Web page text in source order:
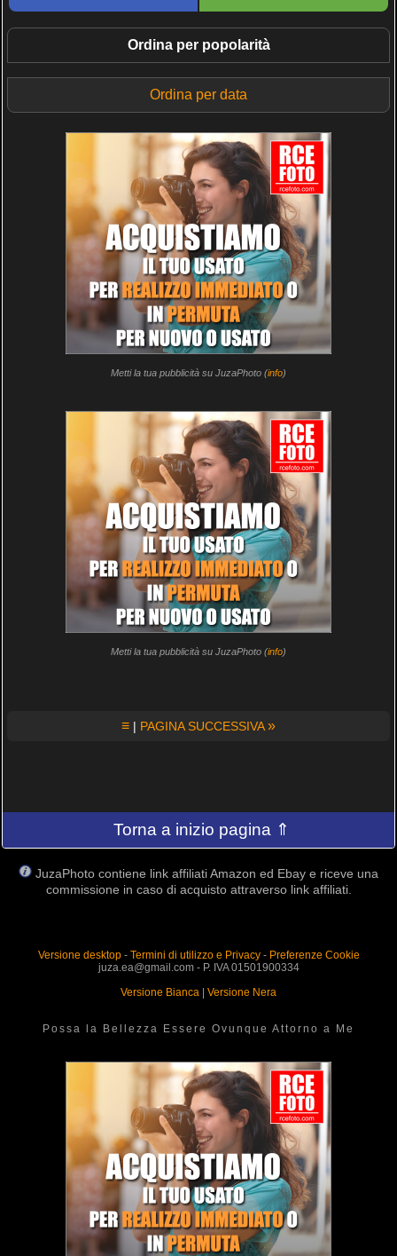
Ordina per popolarità
Ordina per data
Metti la tua pubblicità su JuzaPhoto (info)
Metti la tua pubblicità su JuzaPhoto (info)
≡ | PAGINA SUCCESSIVA»
Torna a inizio pagina ⇑
JuzaPhoto contiene link affiliati Amazon ed Ebay e riceve una
commissione in caso di acquisto attraverso link affiliati.
Versione desktop- Termini di utilizzo e Privacy- Preferenze Cookie
juza.ea@gmail.com - P. IVA 01501900334
Versione Bianca
Versione Nera
Possa la Bellezza Essere Ovunque Attorno a Me